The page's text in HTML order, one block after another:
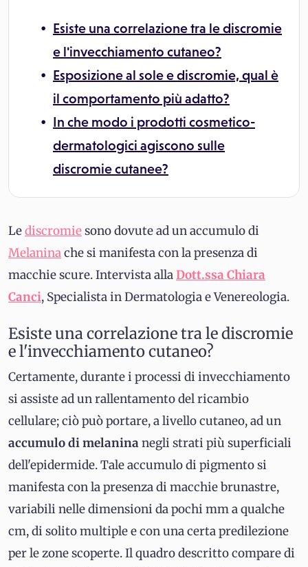
Esiste una correlazione tra le discromie
e l'invecchiamento cutaneo?
Esposizione al sole e discromie, qual è
il comportamento più adatto?
In che modo i prodotti cosmetico-
dermatologici agiscono sulle
discromie cutanee?
Lediscromiesono dovute ad un accumulo di
Melaninache si manifesta con la presenza di
macchie scure. Intervista allaDott.ssa Chiara
Canci, Specialista in Dermatologia e Venereologia.
Esiste una correlazione tra le discromie
e l'invecchiamento cutaneo?
Certamente, durante i processi di invecchiamento
si assiste ad un rallentamento del ricambio
cellulare; ciò può portare, a livello cutaneo, ad un
accumulo di melaninanegli strati più superficiali
dell'epidermide. Tale accumulo di pigmento si
manifesta con la presenza di macchie brunastre,
variabili nelle dimensioni da pochi mm a qualche
cm, di solito multiple e con una certa predilezione
per le zone scoperte. Il quadro descritto compare di